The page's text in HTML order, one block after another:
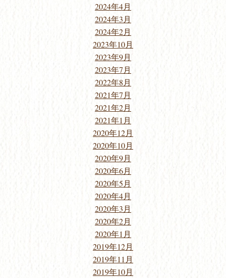
2024年4月
2024年3月
2024年2月
2023年10月
2023年9月
2023年7月
2022年8月
2021年7月
2021年2月
2021年1月
2020年12月
2020年10月
2020年9月
2020年6月
2020年5月
2020年4月
2020年3月
2020年2月
2020年1月
2019年12月
2019年11月
2019年10月